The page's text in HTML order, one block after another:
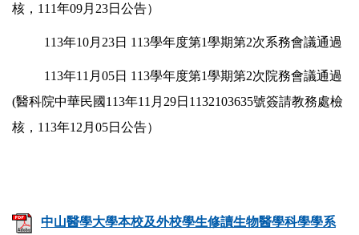
核，111年09月23日公告）
113年10月23日 113學年度第1學期第2次系務會議通過
113年11月05日 113學年度第1學期第2次院務會議通過
(醫科院中華民國113年11月29日1132103635號簽請教務處檢
核，113年12月05日公告）
中山醫學大學本校及外校學生修讀生物醫學科學學系